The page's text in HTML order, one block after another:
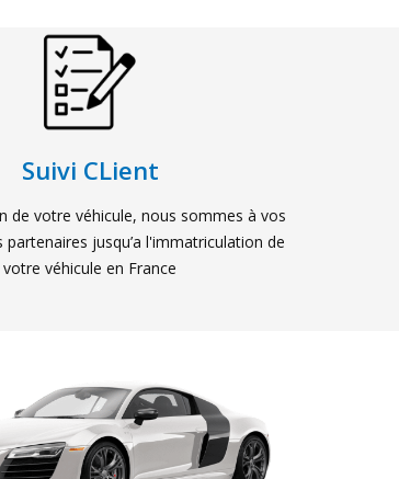
Suivi CLient
de votre véhicule, nous sommes à vos
jusqu’a l'immatriculation de
votre véhicule en France